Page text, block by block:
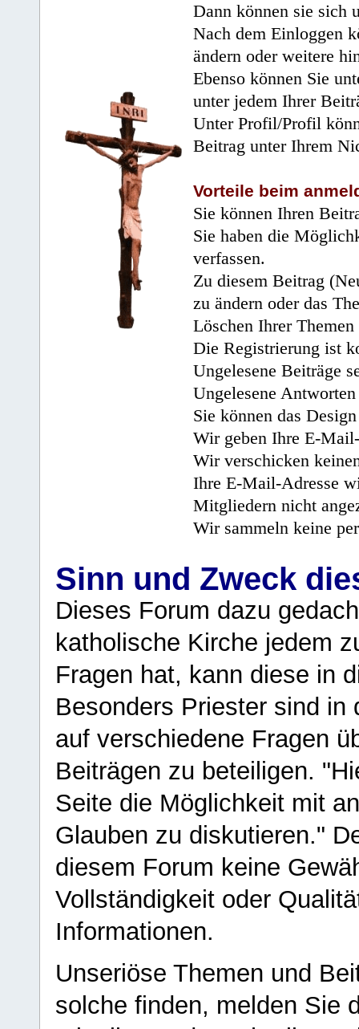
Dann können sie sich
Nach dem Einloggen
ändern oder weitere
Ebenso können Sie
unter jedem Ihrer
Unter Profil/Profil
Beitrag unter Ihrem
Vorteile beim
Sie können Ihren
Sie haben die
verfassen.
Zu diesem Beitrag
zu ändern oder das
Löschen Ihrer
Die Registrierung ist
Ungelesene Beiträge
Ungelesene
Sie können das
Wir geben Ihre E-
Wir verschicken
Ihre E-Mail-Adresse
Mitgliedern nicht
Wir sammeln keine
Sinn und Zweck
Dieses Forum dazu
katholische Kirche jedem
Fragen hat, kann diese in
Besonders Priester sind in
auf verschiedene Fragen
Beiträgen zu beteiligen.
Seite die Möglichkeit mit
Glauben zu diskutieren."
diesem Forum keine
Vollständigkeit oder
Informationen.
Unseriöse Themen und
solche finden, melden Sie